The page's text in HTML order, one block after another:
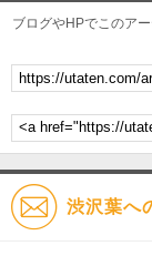
ブログやHPでこのア
渋沢葉へ